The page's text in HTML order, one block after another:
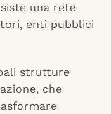
una rete
enti pubblici
strutture
che